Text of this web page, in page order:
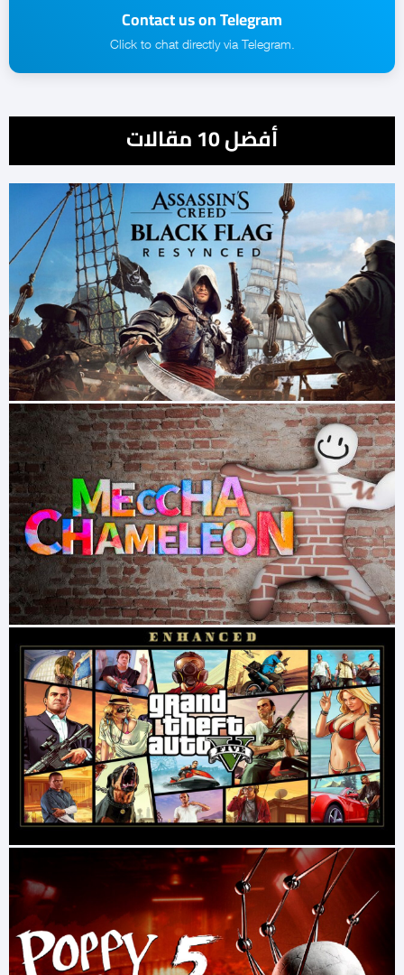
Contact us on Telegram
.Click to chat directly via Telegram
أفضل 10 مقالات